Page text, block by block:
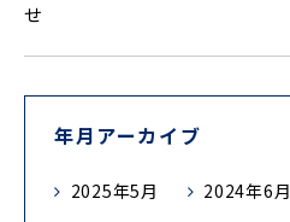
せ
年月アーカイブ
2025年5月 2024年6月